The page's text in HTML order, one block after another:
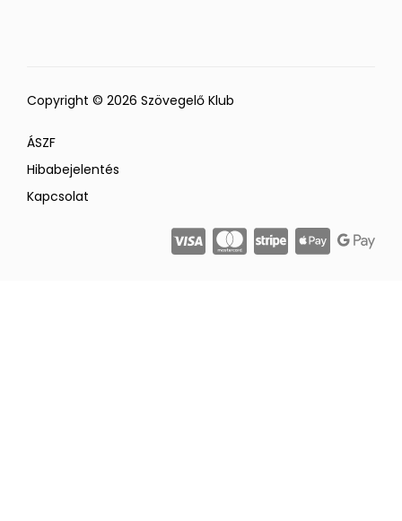
Copyright © 2026 Szövegelő Klub
ÁSZF
Hibabejelentés
Kapcsolat